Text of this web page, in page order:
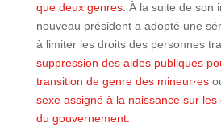
que deux genres. À la suite de son
nouveau président a adopté une
à limiter les droits des personnes
suppression des aides publiques
transition de genre des mineur·es
sexe assigné à la naissance sur
du gouvernement.